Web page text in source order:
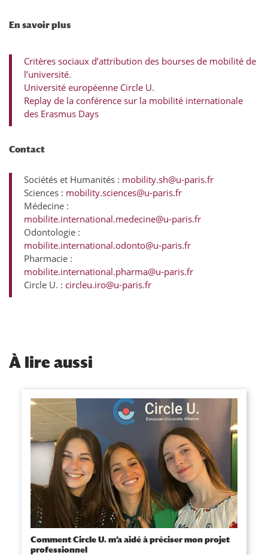
En savoir plus
Critères sociaux d’attribution des bourses de mobilité de
l’université.
Université européenne Circle U.
Replay de la conférence sur la mobilité internationale
des Erasmus Days
Contact
Sociétés et Humanités : mobility.sh@u-paris.fr
Sciences : mobility.sciences@u-paris.fr
Médecine :
mobilite.international.medecine@u-paris.fr
Odontologie :
mobilite.international.odonto@u-paris.fr
Pharmacie :
mobilite.international.pharma@u-paris.fr
Circle U. : circleu.iro@u-paris.fr
À lire aussi
Comment Circle U. m’a aidé à préciser mon projet
professionnel